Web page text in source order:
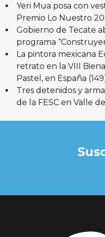
Yeri Mua posa con
Premio Lo Nuestro
Gobierno de Tecate
programa
La pintora mexicana
retrato en la VIII
Pastel, en España
Tres detenidos y
de la FESC en Valle